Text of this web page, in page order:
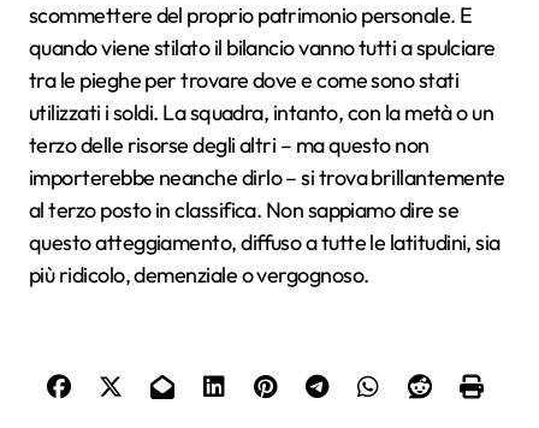
scommettere del proprio patrimonio personale. E
quando viene stilato il bilancio vanno tutti a spulciare
tra le pieghe per trovare dove e come sono stati
utilizzati i soldi. La squadra, intanto, con la metà o un
terzo delle risorse degli altri – ma questo non
importerebbe neanche dirlo – si trova brillantemente
al terzo posto in classifica. Non sappiamo dire se
questo atteggiamento, diffuso a tutte le latitudini, sia
più ridicolo, demenziale o vergognoso.